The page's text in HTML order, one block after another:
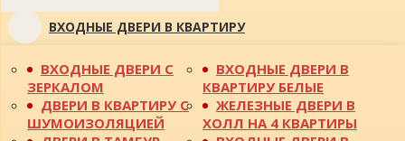
ВХОДНЫЕ ДВЕРИ В КВАРТИРУ
ВХОДНЫЕ ДВЕРИ С
ЗЕРКАЛОМ
ДВЕРИ В КВАРТИРУ С
ШУМОИЗОЛЯЦИЕЙ
ВХОДНЫЕ ДВЕРИ В
КВАРТИРУ БЕЛЫЕ
ЖЕЛЕЗНЫЕ ДВЕРИ В
ХОЛЛ НА 4 КВАРТИРЫ